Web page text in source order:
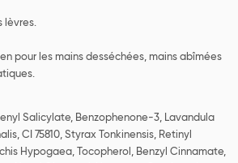
lèvres.
pour les mains desséchées, mains abîmées
Salicylate, Benzophenone-3, Lavandula
CI 75810, Styrax Tonkinensis, Retinyl
Hypogaea, Tocopherol, Benzyl Cinnamate,